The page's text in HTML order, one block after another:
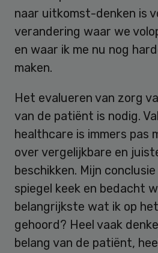
naar uitkomst-denken is
verandering waar we
en waar ik me nu nog
maken.
Het evalueren van zorg
van de patiënt is nodig.
healthcare is immers pas
over vergelijkbare en
beschikken. Mijn
spiegel keek en bedacht
belangrijkste wat ik op
gehoord? Heel vaak
belang van de patiënt,